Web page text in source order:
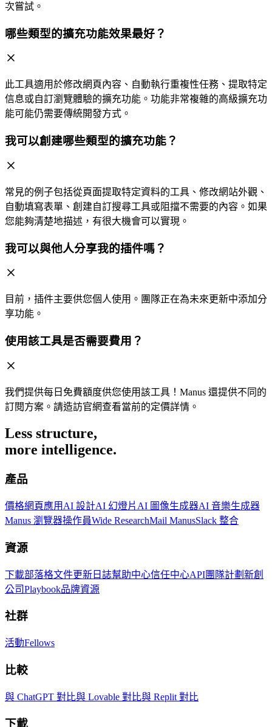
次嘗試。
哪些類型的擴充功能效果最好？
此工具適用於修改網頁內容、自動執行重複性任務、提取特定
信息或自訂瀏覽體驗的擴充功能。功能非常複雜的高級擴充功
能可能仍需要傳統開發方式。
我可以創建哪些類型的擴充功能？
常見的例子包括從頁面提取特定資料的工具、修改網站外觀、
自動填寫表單、創建自訂搜尋工具或阻擋不需要的內容。如果
您能夠清楚地描述，有很大機會可以實現。
我可以與他人分享我的插件嗎？
目前，插件主要供您個人使用。團隊正在為未來更新中添加分
享功能。
使用該工具是否需要費用？
我們提供每日免費額度供您使用該工具！Manus 還提供不同的
訂閱方案。請造訪官網查看當前的定價詳情。
Less structure,
more intelligence.
產品
價格網頁應用 AI 設計AI 幻燈片 AI 圖像生成器AI 音樂生成器
Manus 瀏覽器操作員Wide ResearchMail ManusSlack 整合
資源
下載部落格文件更新日誌幫助中心信任中心API團隊計劃 新創
公司Playbook品牌資源
社群
活動Fellows
比較
與 ChatGPT 對比與 Lovable 對比與 Replit 對比
下載